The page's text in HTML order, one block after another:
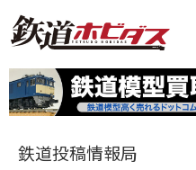
鉄道投稿情報局